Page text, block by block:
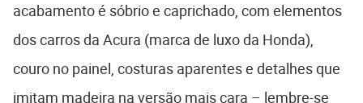
acabamento é sóbrio e caprichado, com elementos
dos carros da Acura (marca de luxo da Honda),
couro no painel, costuras aparentes e detalhes que
imitam madeira na versão mais cara – lembre-se